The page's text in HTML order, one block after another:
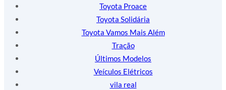
Toyota Proace
Toyota Solidária
Toyota Vamos Mais Além
Tração
Últimos Modelos
Veículos Elétricos
vila real